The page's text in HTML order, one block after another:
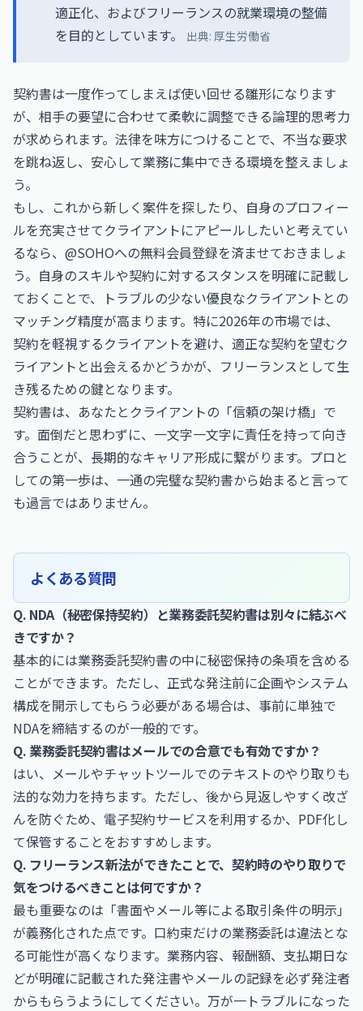
適正化、およびフリーランスの就業環境の整備
を目的としています。
出典: 厚生労働省
契約書は一度作ってしまえば使い回せる雛形になります
が、相手の要望に合わせて柔軟に調整できる論理的思考力
が求められます。法律を味方につけることで、不当な要求
を跳ね返し、安心して業務に集中できる環境を整えましょ
う。
もし、これから新しく案件を探したり、自身のプロフィー
ルを充実させてクライアントにアピールしたいと考えてい
るなら、 @SOHOへの無料会員登録を済ませておきましょ
う。自身のスキルや契約に対するスタンスを明確に記載し
ておくことで、トラブルの少ない優良なクライアントとの
マッチング精度が高まります。特に2026年の市場では、
契約を軽視するクライアントを避け、適正な契約を望むク
ライアントと出会えるかどうかが、フリーランスとして生
き残るための鍵となります。
契約書は、あなたとクライアントの「信頼の架け橋」で
す。面倒だと思わずに、一文字一文字に責任を持って向き
合うことが、長期的なキャリア形成に繋がります。プロと
しての第一歩は、一通の完璧な契約書から始まると言って
も過言ではありません。
よくある質問
Q. NDA（秘密保持契約）と業務委託契約書は別々に結ぶべ
きですか？
基本的には業務委託契約書の中に秘密保持の条項を含める
ことができます。ただし、正式な発注前に企画やシステム
構成を開示してもらう必要がある場合は、事前に単独で
NDAを締結するのが一般的です。
Q. 業務委託契約書はメールでの合意でも有効ですか？
はい、メールやチャットツールでのテキストのやり取りも
法的な効力を持ちます。ただし、後から見返しやすく改ざ
んを防ぐため、電子契約サービスを利用するか、PDF化し
て保管することをおすすめします。
Q. フリーランス新法ができたことで、契約時のやり取りで
気をつけるべきことは何ですか？
最も重要なのは「書面やメール等による取引条件の明示」
が義務化された点です。口約束だけの業務委託は違法とな
る可能性が高くなります。業務内容、報酬額、支払期日な
どが明確に記載された発注書やメールの記録を必ず発注者
からもらうようにしてください。万が一トラブルになった